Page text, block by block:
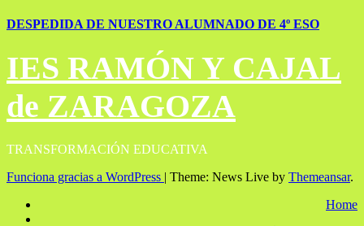
DESPEDIDA DE NUESTRO ALUMNADO DE 4º ESO
IES RAMÓN Y CAJAL
de ZARAGOZA
TRANSFORMACIÓN EDUCATIVA
Funciona gracias a WordPress
Theme: News Live by Themeansar.
Home